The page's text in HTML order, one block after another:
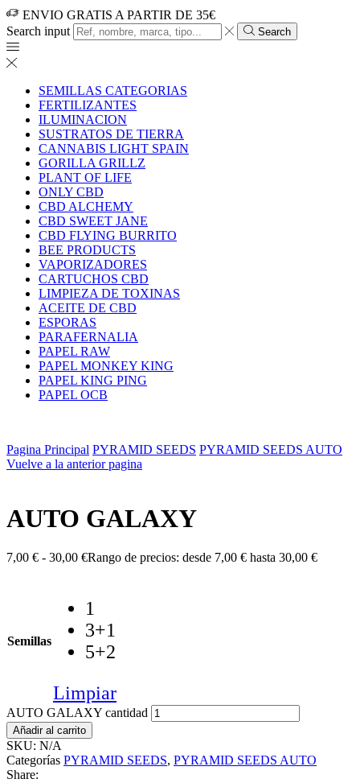
ENVIO GRATIS A PARTIR DE 35€
Search input
Search
SEMILLAS CATEGORIAS
FERTILIZANTES
ILUMINACION
SUSTRATOS DE TIERRA
CANNABIS LIGHT SPAIN
GORILLA GRILLZ
PLANT OF LIFE
ONLY CBD
CBD ALCHEMY
CBD SWEET JANE
CBD FLYING BURRITO
BEE PRODUCTS
VAPORIZADORES
CARTUCHOS CBD
LIMPIEZA DE TOXINAS
ACEITE DE CBD
ESPORAS
PARAFERNALIA
PAPEL RAW
PAPEL MONKEY KING
PAPEL KING PING
PAPEL OCB
Pagina Principal PYRAMID SEEDS PYRAMID SEEDS AUTO
Vuelve a la anterior pagina
AUTO GALAXY
7,00 € - 30,00 €Rango de precios: desde 7,00 € hasta 30,00 €
Semillas
1
3+1
5+2
Limpiar
AUTO GALAXY cantidad
Añadir al carrito
SKU: N/A
Categorías PYRAMID SEEDS, PYRAMID SEEDS AUTO
Share: